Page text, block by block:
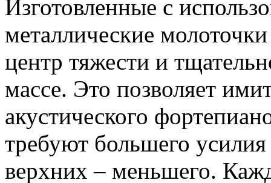
Изготовленные с
металлические
центр тяжести и
массе. Это позволяет
акустического
требуют большего
верхних – меньшего.